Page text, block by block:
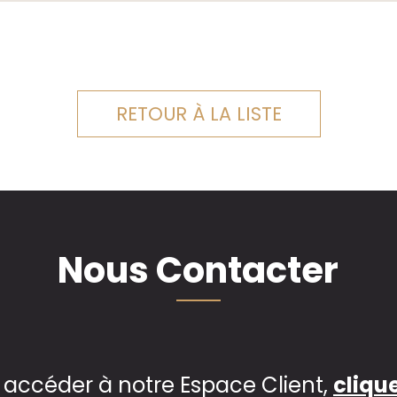
RETOUR À LA LISTE
Nous Contacter
accéder à notre Espace Client,